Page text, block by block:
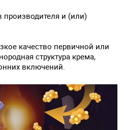
производителя и (или)
качество первичной или
структура крема,
включений.